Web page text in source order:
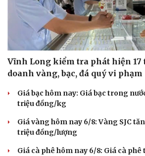
Vĩnh Long kiểm tra phát hiện
doanh vàng, bạc, đá quý vi phạm
Giá bạc hôm nay: Giá bạc trong
triệu đồng/kg
Giá vàng hôm nay 6/8: Vàng SJC
triệu đồng/lượng
Giá cà phê hôm nay 6/8: Giá cà